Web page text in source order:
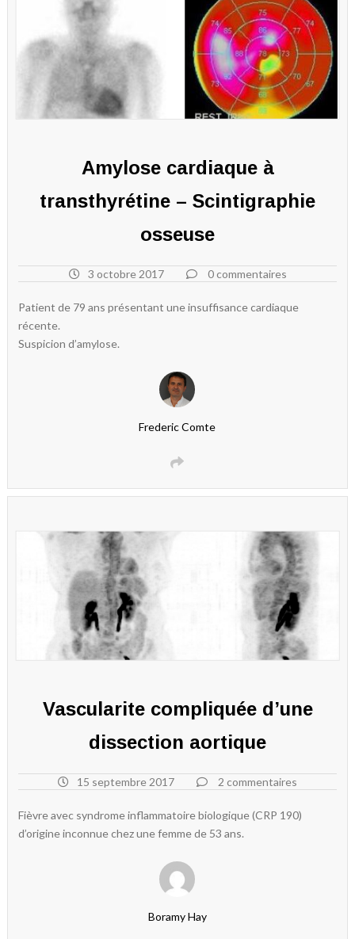
Amylose cardiaque à
transthyrétine – Scintigraphie
osseuse
3 octobre 2017 0 commentaires
Patient de 79 ans présentant une insuffisance cardiaque
récente.
Suspicion d’amylose.
Frederic Comte
Vascularite compliquée d’une
dissection aortique
15 septembre 2017 2 commentaires
Fièvre avec syndrome inflammatoire biologique (CRP 190)
d’origine inconnue chez une femme de 53 ans.
Boramy Hay